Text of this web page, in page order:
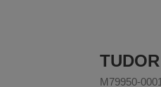
M79950-0001